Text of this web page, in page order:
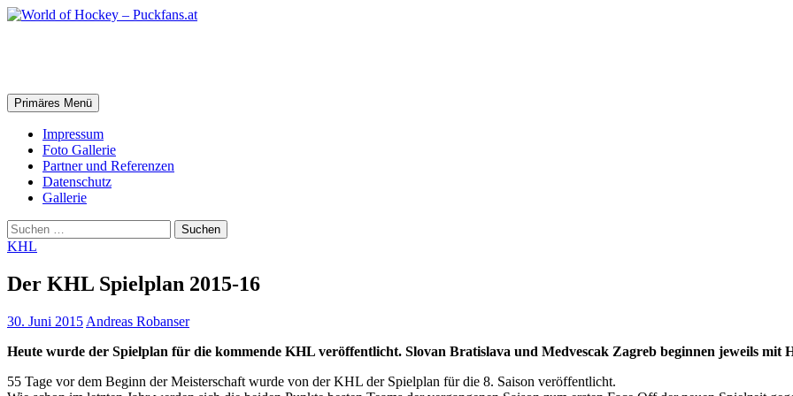
Zum
Suchen
Primäres Menü
Impressum
Foto Gallerie
Partner und Referenzen
Datenschutz
Gallerie
Suchen
nach:
KHL
Der KHL Spielplan 2015-16
30. Juni 2015 Andreas Robanser
Heute wurde der Spielplan für die kommende KHL veröffentlicht. Slovan Bratislava und Medvescak Zagreb beginnen jeweils mit
55 Tage vor dem Beginn der Meisterschaft wurde von der KHL der Spielplan für die 8. Saison veröffentlicht.